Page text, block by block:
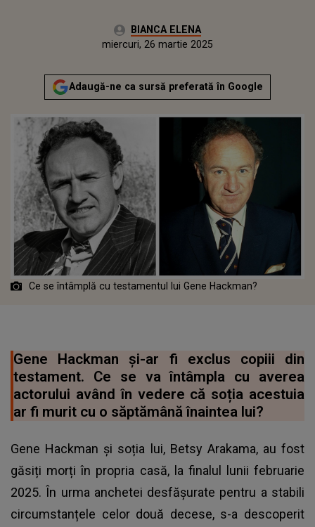
Autor:BIANCA ELENA
Publicat:
miercuri, 26 martie 2025
Adaugă-ne ca sursă preferată în Google
Ce se întâmplă cu testamentul lui Gene Hackman?
Gene Hackman și-ar fi exclus copiii din
testament. Ce se va întâmpla cu averea
actorului având în vedere că soția acestuia
ar fi murit cu o săptămână înaintea lui?
Gene Hackman și soția lui, Betsy Arakama, au fost
găsiți morți în propria casă, la finalul lunii februarie
2025. În urma anchetei desfășurate pentru a stabili
circumstanțele celor două decese, s-a descoperit